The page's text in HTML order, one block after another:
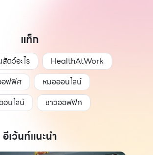
แท็ก
ตว์อะไร
HealthAtWork
ฟฟิศ
หมอออนไลน์
อนไลน์
ชาวออฟฟิศ
อีเว้นท์แนะนำ